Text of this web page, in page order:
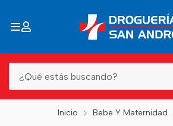
Inicio Bebe Y Maternidad